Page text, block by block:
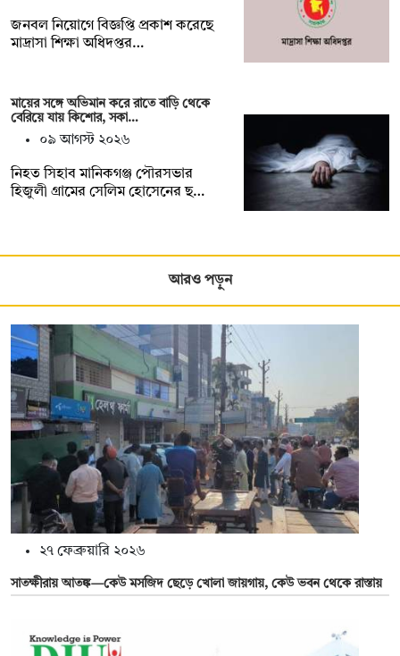
জনবল নিয়োগে বিজ্ঞপ্তি প্রকাশ করেছে
মাদ্রাসা শিক্ষা অধিদপ্তর…
মায়ের সঙ্গে অভিমান করে রাতে বাড়ি থেকে
বেরিয়ে যায় কিশোর, সকা…
০৯ আগস্ট ২০২৬
নিহত সিহাব মানিকগঞ্জ পৌরসভার
হিজুলী গ্রামের সেলিম হোসেনের ছ…
আরও পড়ুন
২৭ ফেব্রুয়ারি ২০২৬
সাতক্ষীরায় আতঙ্ক—কেউ মসজিদ ছেড়ে খোলা জায়গায়, কেউ ভবন থেকে রাস্তায়